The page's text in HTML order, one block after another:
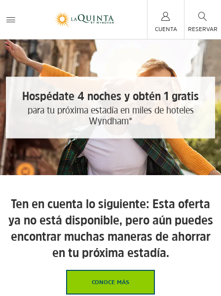
CUENTA RESERVAR
Hospédate 4 noches y obtén 1 gratis
para tu próxima estadía en miles de hoteles
Wyndham*
Ten en cuenta lo siguiente: Esta oferta
ya no está disponible, pero aún puedes
encontrar muchas maneras de ahorrar
en tu próxima estadía.
CONOCE MÁS